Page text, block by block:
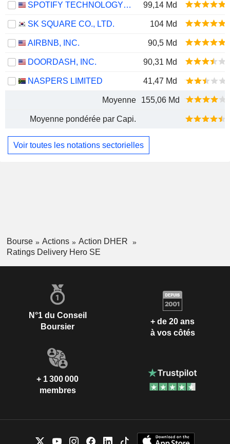
SPOTIFY TECHNOLOGY S.A. 99,14 Md
SK SQUARE CO., LTD. 104 Md
AIRBNB, INC. 90,5 Md
DOORDASH, INC. 90,31 Md
NASPERS LIMITED 41,47 Md
Moyenne 155,06 Md
Moyenne pondérée par Capi.
Voir toutes les notations sectorielles
Bourse Actions
Action DHER
Ratings Delivery Hero SE
N°1 du Conseil
Boursier
+ de 20 ans
à vos côtés
+ 1 300 000
membres